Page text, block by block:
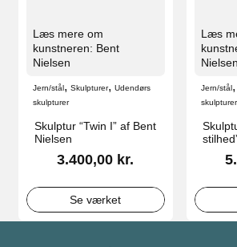
Læs mere om
kunstneren: Bent
Nielsen
Jern/stål,Skulpturer,Udendørs
skulpturer
Skulptur “Twin I” af Bent
Nielsen
3.400,00 kr.
Se værket
Læs
Nielsen
Jern/stål,
skulpturer